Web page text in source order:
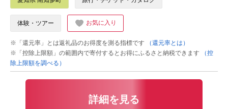
体験・ツアー お気に入り
※「還元率」とは返礼品のお得度を測る指標です
（還元率とは）
※「控除上限額」の範囲内で寄付するとお得にふるさと納税できます
（控
除上限額を調べる）
詳細を見る